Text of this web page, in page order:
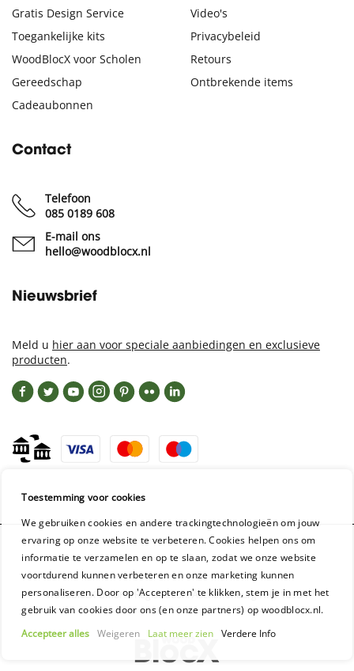
Gratis Design Service
Toegankelijke kits
WoodBlocX voor Scholen
Gereedschap
Cadeaubonnen
Video's
Privacybeleid
Retours
Ontbrekende items
Contact
Telefoon
085 0189 608
E-mail ons
hello@woodblocx.nl
Nieuwsbrief
Meld u hier aan voor speciale aanbiedingen en exclusieve
producten.
WoodBlocX GmbH - Registration: Aschaffenburg HRB 16954
Toestemming voor cookies
We gebruiken cookies en andere trackingtechnologieën om jouw
ervaring op onze website te verbeteren. Cookies helpen ons om
informatie te verzamelen en op te slaan, zodat we onze website
voortdurend kunnen verbeteren en onze marketing kunnen
personaliseren. Door op 'Accepteren' te klikken, stem je in met het
gebruik van cookies door ons (en onze partners) op woodblocx.nl.
Accepteer alles
Weigeren Laat meer zien Verdere Info